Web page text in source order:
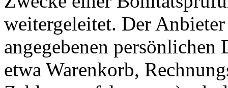
weitergeleitet. Der
angegebenen
etwa Warenkorb,